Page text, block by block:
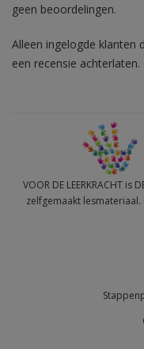
geen beoordelingen.
Alleen ingelogde klanten
een recensie achterlaten.
VOOR DE LEERKRACHT
zelfgemaakt